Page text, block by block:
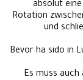
absolut
Rotation
und
Bevor ha sido in
Es muss